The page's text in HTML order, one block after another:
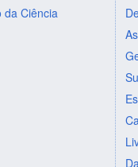
da Ciência